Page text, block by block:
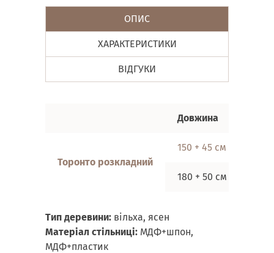
ОПИС
ХАРАКТЕРИСТИКИ
ВІДГУКИ
Довжина
Торонто розкладний
150 + 45 см
180 + 50 см
Тип деревини: вільха, ясен
Матеріал стільниці: МДФ+шпон,
МДФ+пластик